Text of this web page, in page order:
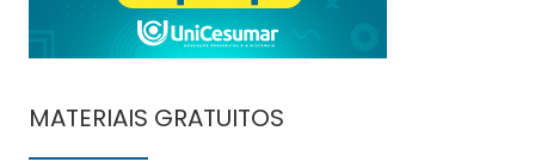
MATERIAIS GRATUITOS